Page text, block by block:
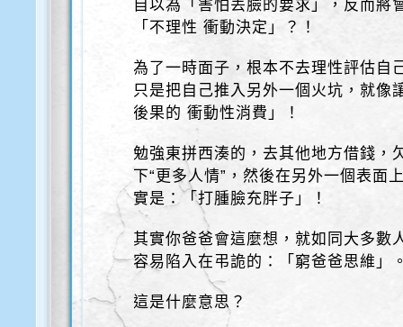
自以為「害怕丟臉的要求」，反而將
「不理性 衝動決定」？！
為了一時面子，根本不去理性評估自
只是把自己推入另外一個火坑，就像
後果的 衝動性消費」！
勉強東拼西湊的，去其他地方借錢，
下“更多人情”，然後在另外一個表面
實是：「打腫臉充胖子」！
其實你爸爸會這麼想，就如同大多數
容易陷入在弔詭的：「窮爸爸思維」
這是什麼意思？